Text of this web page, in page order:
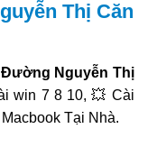
Thị Căn
Nguyễn Thị
win 7 8 10, 💥 Cài
Tại Nhà.